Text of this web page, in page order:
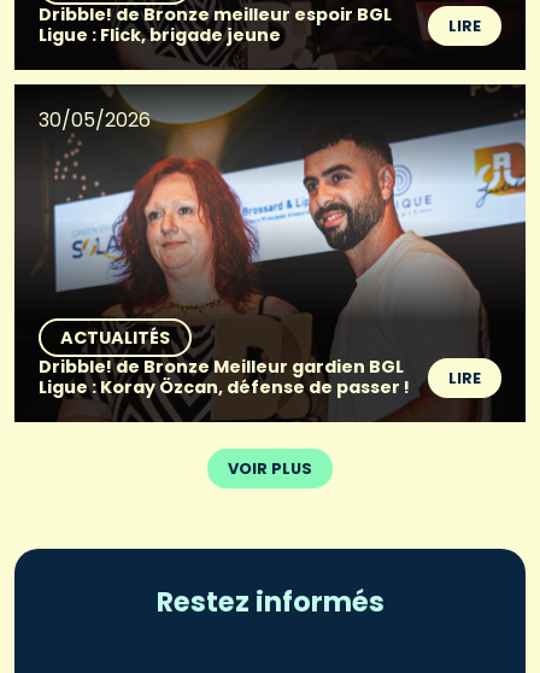
Dribble! de Bronze meilleur espoir BGL
Ligue : Flick, brigade jeune
LIRE
30/05/2026
ACTUALITÉS
Dribble! de Bronze Meilleur gardien BGL
Ligue : Koray Özcan, défense de passer !
LIRE
VOIR PLUS
Restez informés